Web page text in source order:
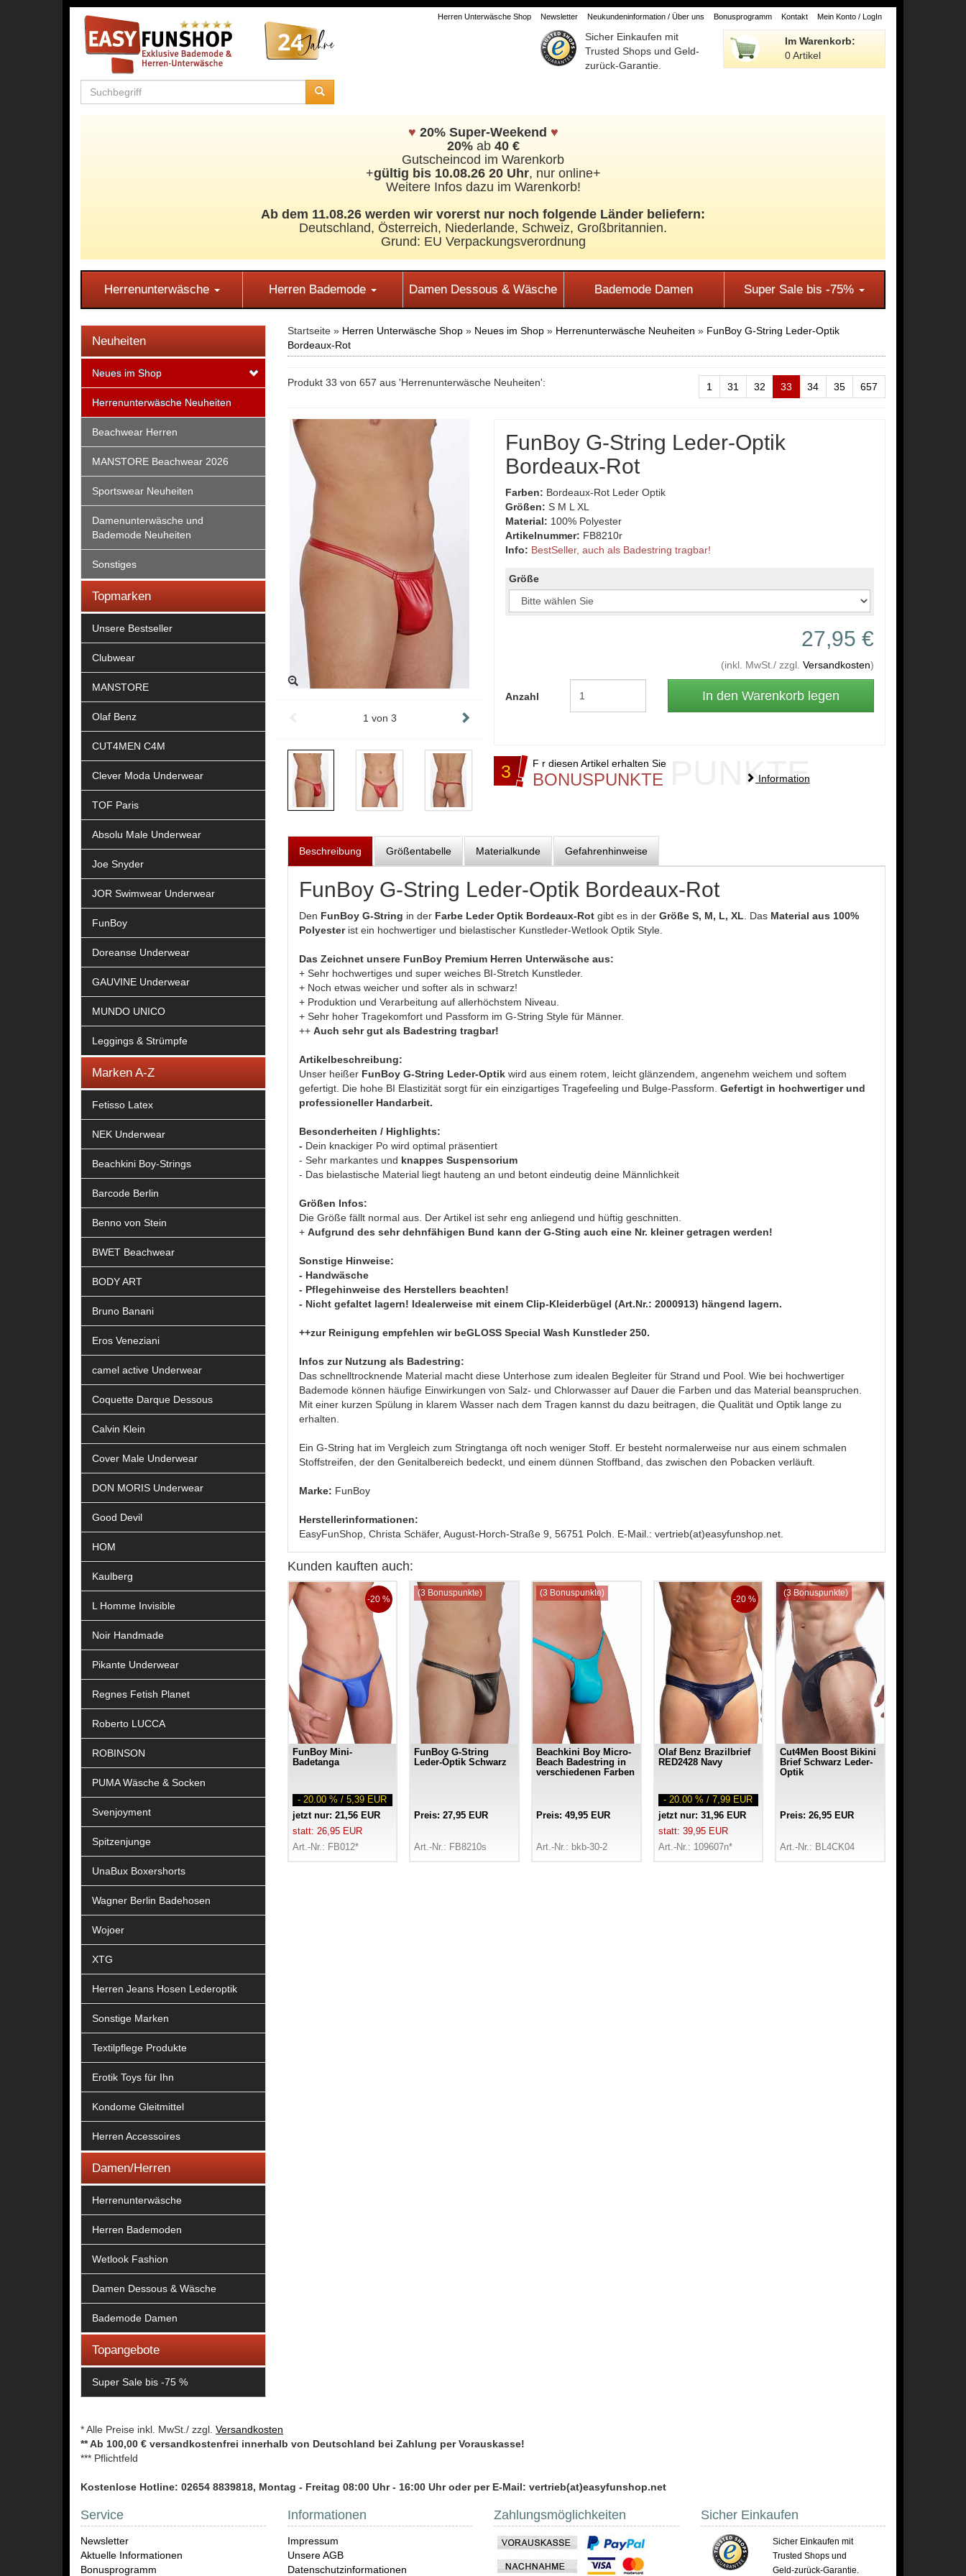
Herren Unterwäsche Shop Newsletter Neukundeninformation / Über uns Bonusprogramm Kontakt Mein Konto / LogIn
Sicher Einkaufen mit
Trusted Shops und Geld-
zurück-Garantie.
Im Warenkorb:
0 Artikel
♥ 20% Super-Weekend ♥
20%ab 40 €
Gutscheincod im Warenkorb
+gültig bis 10.08.26 20 Uhr, nur online+
Weitere Infos dazu im Warenkorb!
Ab dem 11.08.26 werden wir vorerst nur noch folgende Länder beliefern:
Deutschland, Österreich, Niederlande, Schweiz, Großbritannien.
Grund: EU Verpackungsverordnung
Herrenunterwäsche Herren Bademode Damen Dessous & Wäsche Bademode Damen Super Sale bis -75%
Neuheiten
Neues im Shop
Herrenunterwäsche Neuheiten
Beachwear Herren
MANSTORE Beachwear 2026
Sportswear Neuheiten
Damenunterwäsche und
Bademode Neuheiten
Sonstiges
Topmarken
Unsere Bestseller
Clubwear
MANSTORE
Olaf Benz
CUT4MEN C4M
Clever Moda Underwear
TOF Paris
Absolu Male Underwear
Joe Snyder
JOR Swimwear Underwear
FunBoy
Doreanse Underwear
GAUVINE Underwear
MUNDO UNICO
Leggings & Strümpfe
Marken A-Z
Fetisso Latex
NEK Underwear
Beachkini Boy-Strings
Barcode Berlin
Benno von Stein
BWET Beachwear
BODY ART
Bruno Banani
Eros Veneziani
camel active Underwear
Coquette Darque Dessous
Calvin Klein
Cover Male Underwear
DON MORIS Underwear
Good Devil
HOM
Kaulberg
L Homme Invisible
Noir Handmade
Pikante Underwear
Regnes Fetish Planet
Roberto LUCCA
ROBINSON
PUMA Wäsche & Socken
Svenjoyment
Spitzenjunge
UnaBux Boxershorts
Wagner Berlin Badehosen
Wojoer
XTG
Herren Jeans Hosen Lederoptik
Sonstige Marken
Textilpflege Produkte
Erotik Toys für Ihn
Kondome Gleitmittel
Herren Accessoires
Damen/Herren
Herrenunterwäsche
Herren Bademoden
Wetlook Fashion
Damen Dessous & Wäsche
Bademode Damen
Topangebote
Super Sale bis -75 %
Startseite » Herren Unterwäsche Shop » Neues im Shop» Herrenunterwäsche Neuheiten » FunBoy G-String Leder-Optik
Bordeaux-Rot
Produkt 33 von 657 aus 'Herrenunterwäsche Neuheiten': 1 31 32 33 34 35 657
1 von 3
FunBoy G-String Leder-Optik
Bordeaux-Rot
Farben: Bordeaux-Rot Leder Optik
Größen: S M L XL
Material: 100% Polyester
Artikelnummer: FB8210r
Info: BestSeller, auch als Badestring tragbar!
Größe
27,95 €
(inkl. MwSt./ zzgl. Versandkosten)
Anzahl
3 F r diesen Artikel erhalten Sie
BONUSPUNKTE PUNKTE
Information
Beschreibung Größentabelle Materialkunde Gefahrenhinweise
FunBoy G-String Leder-Optik Bordeaux-Rot
Den FunBoy G-String in der Farbe Leder Optik Bordeaux-Rotgibt es in der Größe S, M, L, XL . Das Material aus 100%
Polyesterist ein hochwertiger und bielastischer Kunstleder-Wetlook Optik Style.
Das Zeichnet unsere FunBoy Premium Herren Unterwäsche aus:
+ Sehr hochwertiges und super weiches BI-Stretch Kunstleder.
+ Noch etwas weicher und softer als in schwarz!
+ Produktion und Verarbeitung auf allerhöchstem Niveau.
+ Sehr hoher Tragekomfort und Passform im G-String Style für Männer.
++ Auch sehr gut als Badestring tragbar!
Artikelbeschreibung:
Unser heißer FunBoy G-String Leder-Optikwird aus einem rotem, leicht glänzendem, angenehm weichem und softem
gefertigt. Die hohe BI Elastizität sorgt für ein einzigartiges Tragefeeling und Bulge-Passform. Gefertigt in hochwertiger und
professioneller Handarbeit.
Besonderheiten / Highlights:
- Dein knackiger Po wird optimal präsentiert
- Sehr markantes und knappes Suspensorium
- Das bielastische Material liegt hauteng an und betont eindeutig deine Männlichkeit
Größen Infos:
Die Größe fällt normal aus. Der Artikel ist sehr eng anliegend und hüftig geschnitten.
+ Aufgrund des sehr dehnfähigen Bund kann der G-Sting auch eine Nr. kleiner getragen werden!
Sonstige Hinweise:
- Handwäsche
- Pflegehinweise des Herstellers beachten!
- Nicht gefaltet lagern! Idealerweise mit einem Clip-Kleiderbügel (Art.Nr.: 2000913) hängend lagern.
++zur Reinigung empfehlen wir beGLOSS Special Wash Kunstleder 250.
Infos zur Nutzung als Badestring:
Das schnelltrocknende Material macht diese Unterhose zum idealen Begleiter für Strand und Pool. Wie bei hochwertiger
Bademode können häufige Einwirkungen von Salz- und Chlorwasser auf Dauer die Farben und das Material beanspruchen.
Mit einer kurzen Spülung in klarem Wasser nach dem Tragen kannst du dazu beitragen, die Qualität und Optik lange zu
erhalten.
Ein G-String hat im Vergleich zum Stringtanga oft noch weniger Stoff. Er besteht normalerweise nur aus einem schmalen
Stoffstreifen, der den Genitalbereich bedeckt, und einem dünnen Stoffband, das zwischen den Pobacken verläuft.
Marke: FunBoy
Herstellerinformationen:
EasyFunShop, Christa Schäfer, August-Horch-Straße 9, 56751 Polch. E-Mail.: vertrieb(at)easyfunshop.net.
Kunden kauften auch:
-20 %
FunBoy Mini-
Badetanga
- 20.00 % / 5,39 EUR
jetzt nur: 21,56 EUR
statt: 26,95 EUR
Art.-Nr.: FB012*
(3 Bonuspunkte)
FunBoy G-String
Leder-Optik Schwarz
Preis: 27,95 EUR
Art.-Nr.: FB8210s
(3 Bonuspunkte)
Beachkini Boy Micro-
Beach Badestring in
verschiedenen Farben
Preis: 49,95 EUR
Art.-Nr.: bkb-30-2
-20 %
Olaf Benz Brazilbrief
RED2428 Navy
- 20.00 % / 7,99 EUR
jetzt nur: 31,96 EUR
statt: 39,95 EUR
Art.-Nr.: 109607n*
(3 Bonuspunkte)
Cut4Men Boost Bikini
Brief Schwarz Leder-
Optik
Preis: 26,95 EUR
Art.-Nr.: BL4CK04
* Alle Preise inkl. MwSt./ zzgl. Versandkosten
** Ab 100,00 € versandkostenfrei innerhalb von Deutschland bei Zahlung per Vorauskasse!
*** Pflichtfeld
Kostenlose Hotline: 02654 8839818, Montag - Freitag 08:00 Uhr - 16:00 Uhr oder per E-Mail: vertrieb(at)easyfunshop.net
Service
Newsletter
Aktuelle Informationen
Bonusprogramm
Informationen
Impressum
Unsere AGB
Datenschutzinformationen
Zahlungsmöglichkeiten Sicher Einkaufen
Sicher Einkaufen mit
Trusted Shops und
Geld-zurück-Garantie.